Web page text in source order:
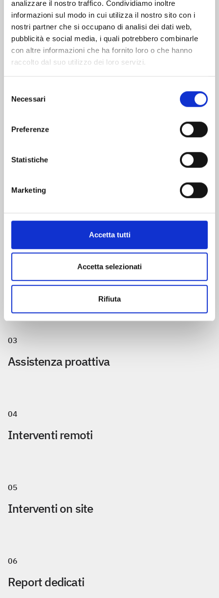
analizzare il nostro traffico. Condividiamo inoltre
informazioni sul modo in cui utilizza il nostro sito con i
nostri partner che si occupano di analisi dei dati web,
pubblicità e social media, i quali potrebbero combinarle
con altre informazioni che ha fornito loro o che hanno
raccolto dal suo utilizzo dei loro servizi.
delNecessari
Preferenze
Statistiche
Marketing
Accetta tutti
Accetta selezionati
Rifiuta
Soluzioni premium dal design ricercato per il
massimo delle prestazioni e della portabilità.
Soluzione integrata
macchina
HW Replacement
03
Assistenza proattiva
04
Interventi remoti
05
Interventi on site
06
Report dedicati